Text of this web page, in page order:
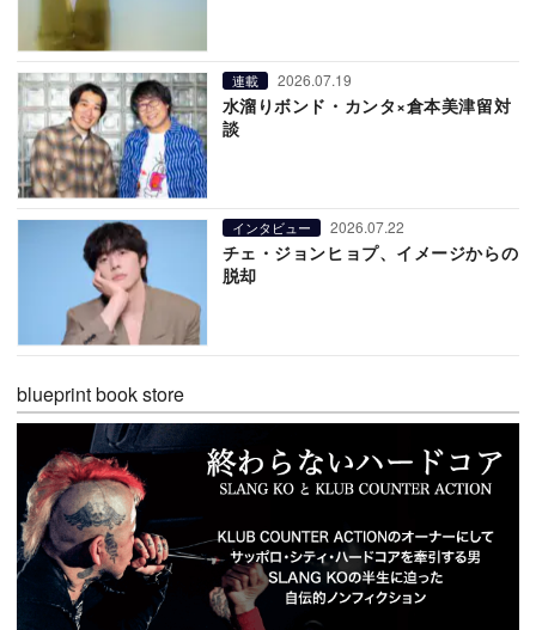
連載 2026.07.19
水溜りボンド・カンタ×倉本美津留対
談
インタビュー 2026.07.22
チェ・ジョンヒョプ、イメージからの
脱却
blueprint book store